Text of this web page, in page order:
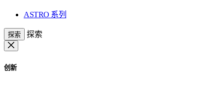
ASTRO 系列
探索 探索
创新